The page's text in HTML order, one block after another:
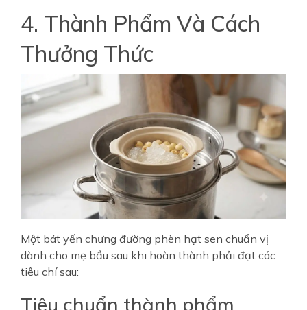
4. Thành Phẩm Và Cách
Thưởng Thức
Một bát yến chưng đường phèn hạt sen chuẩn vị
dành cho mẹ bầu sau khi hoàn thành phải đạt các
tiêu chí sau:
Tiêu chuẩn thành phẩm